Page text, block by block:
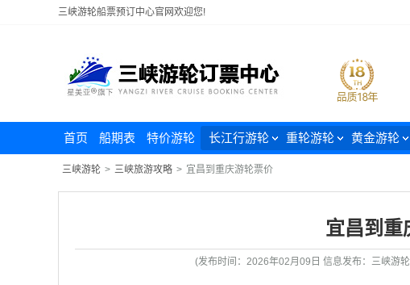
三峡游轮船票预订中心官网欢迎您!
首页 船期表 特价游轮 长江行游轮 重轮游轮 黄金游轮
三峡游轮 > 三峡旅游攻略 > 宜昌到重庆游轮票价
宜昌到重
(发布时间：2026年02月09日 信息发布：三峡游